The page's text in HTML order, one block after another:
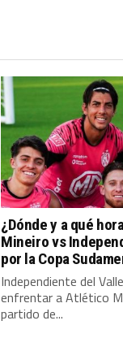
¿Dónde y a qué
Mineiro vs
por la Copa
Independiente del
enfrentar a Atlético
partido de...